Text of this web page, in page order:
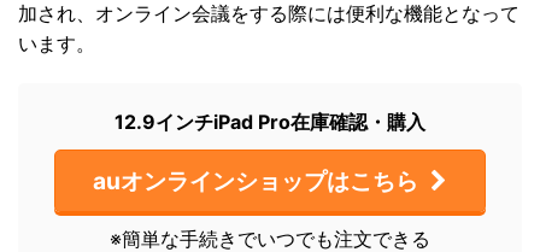
加され、オンライン会議をする際には便利な機能となって
います。
12.9インチiPad Pro在庫確認・購入
auオンラインショップはこちら
※簡単な手続きでいつでも注文できる